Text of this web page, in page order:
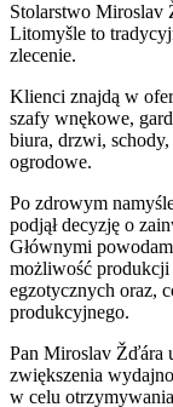
Stolarstwo Miroslav
Litomyšle to
zlecenie.
Klienci znajdą w
szafy wnękowe,
biura, drzwi,
ogrodowe.
Po zdrowym
podjął decyzję o
Głównymi
możliwość
egzotycznych oraz,
produkcyjnego.
Pan Miroslav Žďára
zwiększenia
w celu